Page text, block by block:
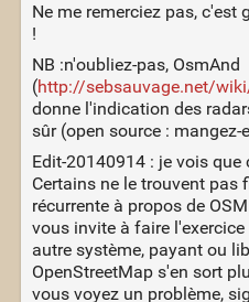
Ne me remerciez pas, c'est
!
NB :n'oubliez-pas, OsmAnd
(http://sebsauvage.net/
donne l'indication des
sûr (open source : mangez-
Edit-20140914 : je vois
Certains ne le trouvent pas
récurrente à propos de
vous invite à faire
autre système, payant ou
OpenStreetMap s'en sort
vous voyez un problème,